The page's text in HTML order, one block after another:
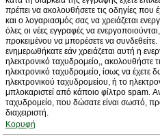
πρέπει να ακολουθήσετε τις οδηγίες που
και ο λογαριασμός σας να χρειάζεται
όλες οι νέες εγγραφές να
προκειμένου να μπορέσετε να
ενημερωθήκατε εάν χρειάζεται αυτή η
ηλεκτρονικό ταχυδρομείο,, ακολουθήστε
ηλεκτρονικό ταχυδρομείο, ίσως να έχετε
ηλεκτρονικού ταχυδρομείου, ή το
μπλοκαριστεί από κάποιο φίλτρο spam.
ταχυδρομείο, που δώσατε είναι σωστό,
διαχειριστή.
Κορυφή